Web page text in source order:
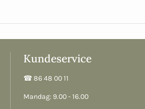
Kundeservice
☎︎ 86 48 00 11
Mandag: 9.00 - 16.00